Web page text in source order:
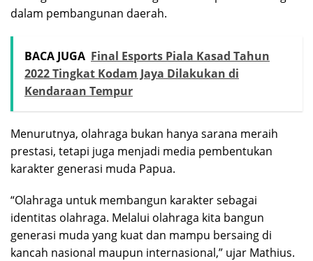
dalam pembangunan daerah.
BACA JUGA Final Esports Piala Kasad Tahun
2022 Tingkat Kodam Jaya Dilakukan di
Kendaraan Tempur
Menurutnya, olahraga bukan hanya sarana meraih
prestasi, tetapi juga menjadi media pembentukan
karakter generasi muda Papua.
“Olahraga untuk membangun karakter sebagai
identitas olahraga. Melalui olahraga kita bangun
generasi muda yang kuat dan mampu bersaing di
kancah nasional maupun internasional,” ujar Mathius.